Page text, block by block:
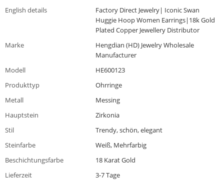
English details
Factory Direct Jewelry| Iconic Swan
Huggie Hoop Women Earrings|18k Gold
Plated Copper Jewellery Distributor
Marke
Hengdian (HD) Jewelry Wholesale
Manufacturer
Modell
HE600123
Produkttyp
Ohrringe
Metall
Messing
Hauptstein
Zirkonia
Stil
Trendy, schön, elegant
Steinfarbe
Weiß, Mehrfarbig
Beschichtungsfarbe
18 Karat Gold
Lieferzeit
3-7 Tage